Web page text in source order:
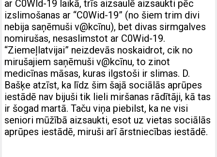
ar C0Wld-19 laikā, trīs aizsaulē aizsaukti pēc
izslimošanas ar “C0Wid-19” (no šiem trim divi
nebija saņēmuši v@kcīnu), bet divas sirmgalves
nomirušas, nesaslimstot ar C0Wid-19.
“Ziemeļlatvijai” neizdevās noskaidrot, cik no
mirušajiem saņēmuši v@kcīnu, to zinot
medicīnas māsas, kuras ilgstoši ir slimas. D.
Bašķe atzīst, ka līdz šim šajā sociālās aprūpes
iestādē nav bijuši tik lieli miršanas rādītāji, kā tas
ir šogad martā. Taču viņa piebilst, ka ne visi
seniori mūžībā aizsaukti, esot uz vietas sociālās
aprūpes iestādē, miruši arī ārstniecības iestādē.